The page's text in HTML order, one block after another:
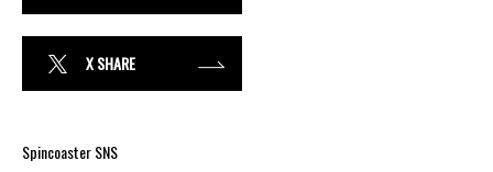
X SHARE
Spincoaster SNS